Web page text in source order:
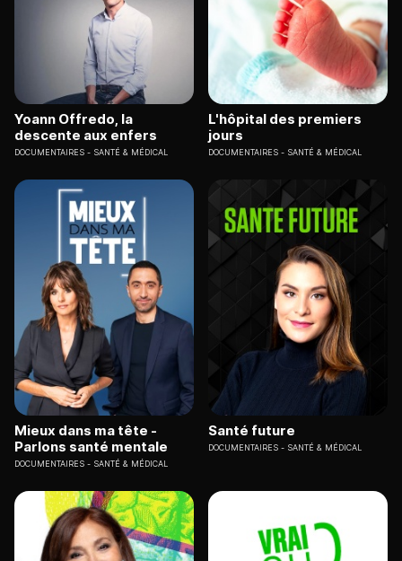
Yoann Offredo, la
descente aux enfers
DOCUMENTAIRES SANTÉ & MÉDICAL
L'hôpital des premiers
jours
DOCUMENTAIRES SANTÉ & MÉDICAL
Mieux dans ma tête -
Parlons santé mentale
DOCUMENTAIRES SANTÉ & MÉDICAL
Santé future
DOCUMENTAIRES SANTÉ & MÉDICAL